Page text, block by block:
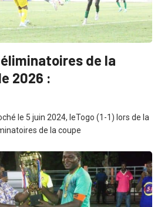
de la
2026 :
le 5 juin 2024, leTogo (1-1) lors de la
de la coupe